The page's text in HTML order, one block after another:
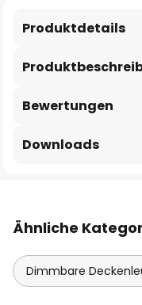
Produktdetails
Bewertungen
Downloads
Ähnliche
Dimmbare